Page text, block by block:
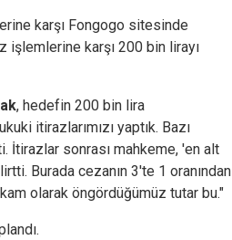
karşı Fongogo sitesinde
işlemlerine karşı 200 bin lirayı
, hedefin 200 bin lira
itirazlarımızı yaptık. Bazı
sonrası mahkeme, 'en alt
Burada cezanın 3'te 1 oranından
olarak öngördüğümüz tutar bu."